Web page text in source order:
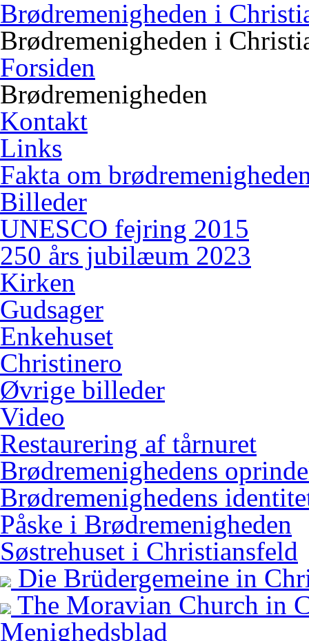
Brødremenigheden i
Brødremenigheden i
Forsiden
Brødremenigheden
Kontakt
Links
Fakta om
Billeder
UNESCO fejring 2015
250 års jubilæum 2023
Kirken
Gudsager
Enkehuset
Christinero
Øvrige billeder
Video
Restaurering af tårnuret
Brødremenighedens
Brødremenighedens
Påske i Brødremenigheden
Søstrehuset i Christiansfeld
Die Brüdergemeine in
The Moravian Church in
Menighedsblad